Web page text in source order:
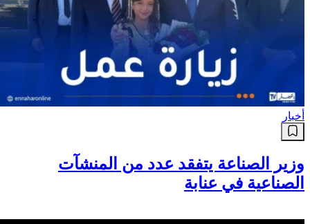
أخبار
وزير الصناعة يتفقد عدد من المنشآت
الصناعية في عنابة